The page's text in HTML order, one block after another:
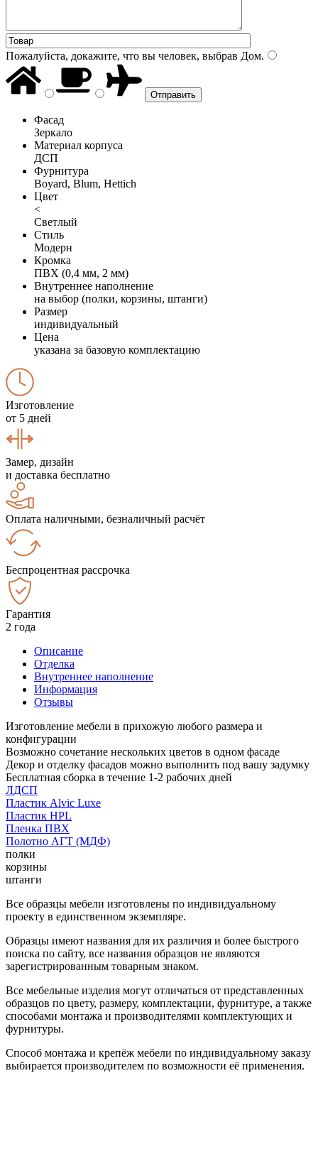
Пожалуйста, докажите, что вы человек, выбрав Дом.
Фасад
Зеркало
Материал корпуса
ДСП
Фурнитура
Boyard, Blum, Hettich
Цвет
<
Светлый
Стиль
Модерн
Кромка
ПВХ (0,4 мм, 2 мм)
Внутреннее наполнение
на выбор (полки, корзины, штанги)
Размер
индивидуальный
Цена
указана за базовую комплектацию
Изготовление
от 5 дней
Замер, дизайн
и доставка бесплатно
Оплата наличными, безналичный расчёт
Беспроцентная рассрочка
Гарантия
2 года
Описание
Отделка
Внутреннее наполнение
Информация
Отзывы
Изготовление мебели в прихожую любого размера и
конфигурации
Возможно сочетание нескольких цветов в одном фасаде
Декор и отделку фасадов можно выполнить под вашу задумку
Бесплатная сборка в течение 1-2 рабочих дней
ЛДСП
Пластик Alvic Luxe
Пластик HPL
Пленка ПВХ
Полотно АГТ (МДФ)
полки
корзины
штанги
Все образцы мебели изготовлены по индивидуальному
проекту в единственном экземпляре.
Образцы имеют названия для их различия и более быстрого
поиска по сайту, все названия образцов не являются
зарегистрированным товарным знаком.
Все мебельные изделия могут отличаться от представленных
образцов по цвету, размеру, комплектации, фурнитуре, а также
способами монтажа и производителями комплектующих и
фурнитуры.
Способ монтажа и крепёж мебели по индивидуальному заказу
выбирается производителем по возможности её применения.